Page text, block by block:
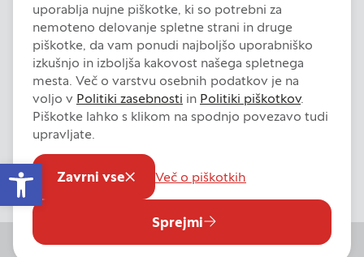
IntranetE-poštaFioriDokumentni sistem
Pravno obvestilo Politika zasebnostiPolitika piškotkov
Nastavitve piškotkov
uporablja nujne piškotke, ki so potrebni za
nemoteno delovanje spletne strani in druge
piškotke, da vam ponudi najboljšo uporabniško
izkušnjo in izboljša kakovost našega spletnega
mesta. Več o varstvu osebnih podatkov je na
voljo v Politiki zasebnosti in Politiki piškotkov.
Piškotke lahko s klikom na spodnjo povezavo tudi
upravljate.
Zavrni vse Več o piškotkih
Sprejmi
Open toolbar